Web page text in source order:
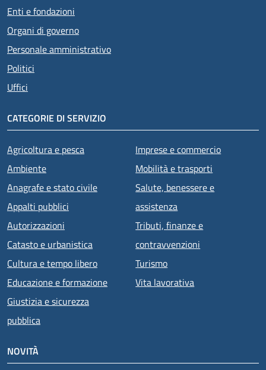
Enti e fondazioni
Organi di governo
Personale amministrativo
Politici
Uffici
CATEGORIE DI SERVIZIO
Agricoltura e pesca
Ambiente
Anagrafe e stato civile
Appalti pubblici
Autorizzazioni
Catasto e urbanistica
Cultura e tempo libero
Educazione e formazione
Giustizia e sicurezza
pubblica
Imprese e commercio
Mobilità e trasporti
Salute, benessere e
assistenza
Tributi, finanze e
contravvenzioni
Turismo
Vita lavorativa
NOVITÀ